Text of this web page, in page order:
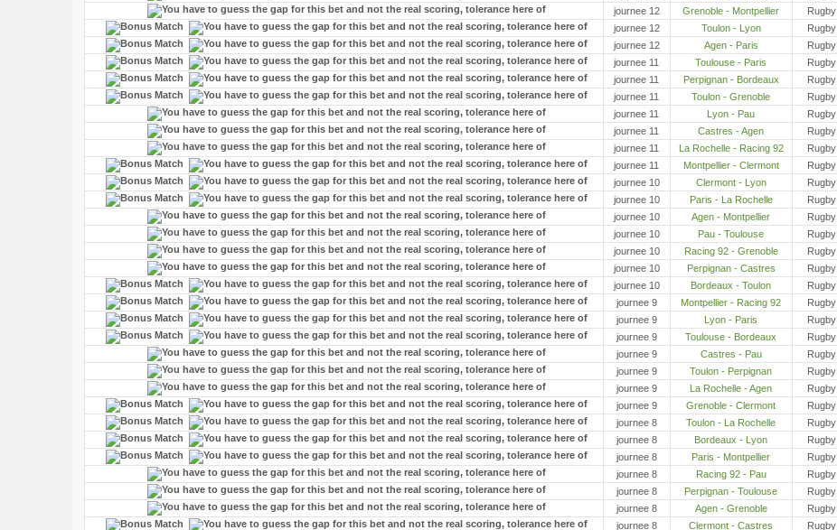
journee 12
Grenoble - Montpellier Rugby
journee 12
Toulon - Lyon Rugby
journee 12
Agen - Paris Rugby
journee 11
Toulouse - Paris Rugby
journee 11
Perpignan - Bordeaux Rugby
journee 11
Toulon - Grenoble Rugby
journee 11
Lyon - Pau Rugby
journee 11
Castres - Agen Rugby
journee 11
La Rochelle - Racing 92 Rugby
journee 11
Montpellier - Clermont Rugby
journee 10
Clermont - Lyon Rugby
journee 10
Paris - La Rochelle Rugby
journee 10
Agen - Montpellier Rugby
journee 10
Pau - Toulouse Rugby
journee 10
Racing 92 - Grenoble Rugby
journee 10
Perpignan - Castres Rugby
journee 10
Bordeaux - Toulon Rugby
journee 9
Montpellier - Racing 92 Rugby
journee 9
Lyon - Paris Rugby
journee 9
Toulouse - Bordeaux Rugby
journee 9
Castres - Pau Rugby
journee 9
Toulon - Perpignan Rugby
journee 9
La Rochelle - Agen Rugby
journee 9
Grenoble - Clermont Rugby
journee 8
Toulon - La Rochelle Rugby
journee 8
Bordeaux - Lyon Rugby
journee 8
Paris - Montpellier Rugby
journee 8
Racing 92 - Pau Rugby
journee 8
Perpignan - Toulouse Rugby
journee 8
Agen - Grenoble Rugby
journee 8
Clermont - Castres Rugby